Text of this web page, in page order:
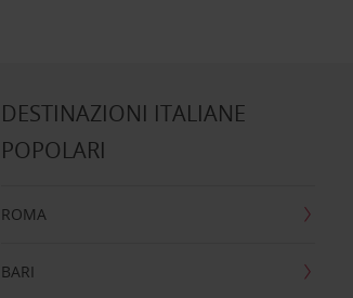
DESTINAZIONI ITALIANE
POPOLARI
ROMA
BARI